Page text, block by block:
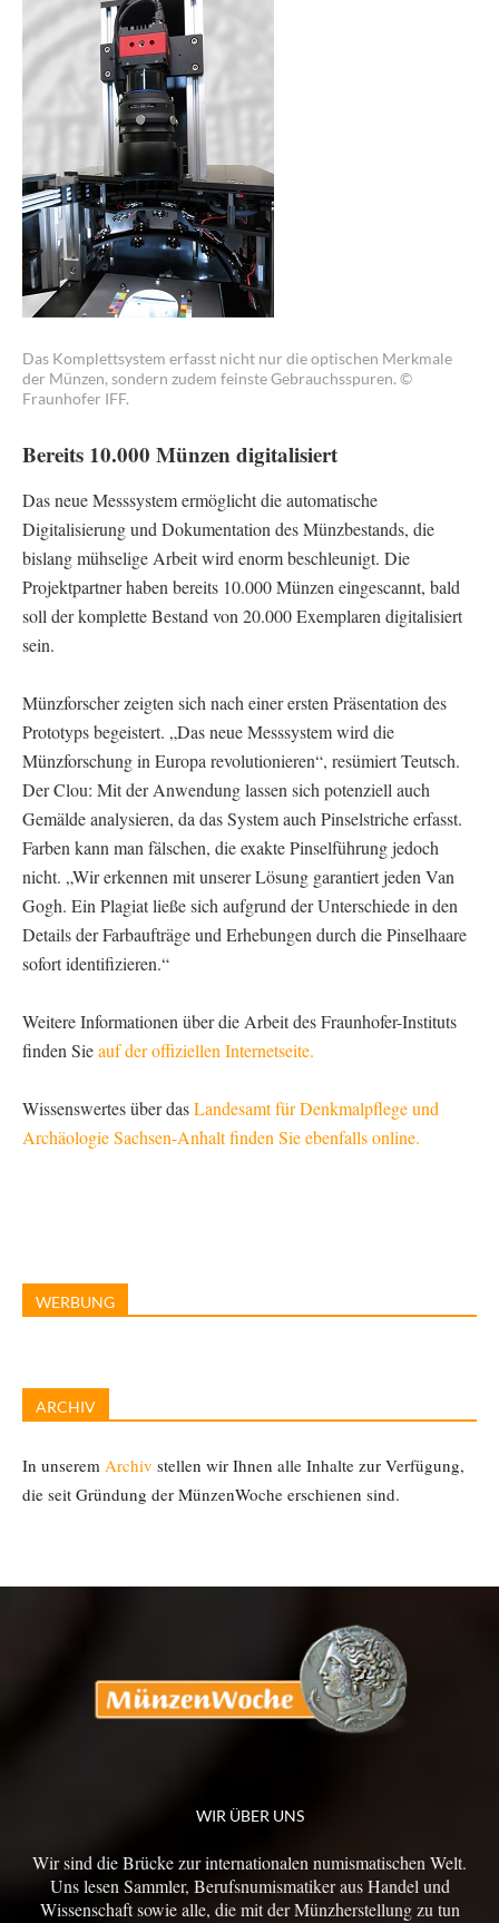
Das Komplettsystem erfasst nicht nur die optischen Merkmale
der Münzen, sondern zudem feinste Gebrauchsspuren. ©
Fraunhofer IFF.
Bereits 10.000 Münzen digitalisiert
Das neue Messsystem ermöglicht die automatische
Digitalisierung und Dokumentation des Münzbestands, die
bislang mühselige Arbeit wird enorm beschleunigt. Die
Projektpartner haben bereits 10.000 Münzen eingescannt, bald
soll der komplette Bestand von 20.000 Exemplaren digitalisiert
sein.
Münzforscher zeigten sich nach einer ersten Präsentation des
Prototyps begeistert. „Das neue Messsystem wird die
Münzforschung in Europa revolutionieren“, resümiert Teutsch.
Der Clou: Mit der Anwendung lassen sich potenziell auch
Gemälde analysieren, da das System auch Pinselstriche erfasst.
Farben kann man fälschen, die exakte Pinselführung jedoch
nicht. „Wir erkennen mit unserer Lösung garantiert jeden Van
Gogh. Ein Plagiat ließe sich aufgrund der Unterschiede in den
Details der Farbaufträge und Erhebungen durch die Pinselhaare
sofort identifizieren.“
Weitere Informationen über die Arbeit des Fraunhofer-Instituts
finden Sieauf der offiziellen Internetseite.
Wissenswertes über dasLandesamt für Denkmalpflege und
Archäologie Sachsen-Anhalt finden Sie ebenfalls online.
WERBUNG
ARCHIV
In unserem Archiv stellen wir Ihnen alle Inhalte zur Verfügung,
die seit Gründung der MünzenWoche erschienen sind.
WIR ÜBER UNS
Wir sind die Brücke zur internationalen numismatischen Welt.
Uns lesen Sammler, Berufsnumismatiker aus Handel und
Wissenschaft sowie alle, die mit der Münzherstellung zu tun